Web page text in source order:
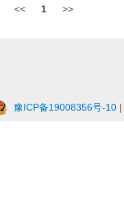
<< 1 >>
豫ICP备19008356号-10 |